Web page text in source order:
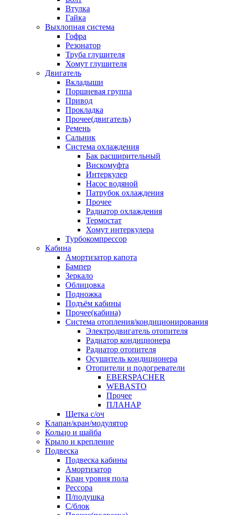
Втулка
Гайка
Выхлопная система
Гофра
Резонатор
Труба глушителя
Хомут глушителя
Двигатель
Вкладыши
Поршневая группа
Привод
Прокладка
Прочее(двигатель)
Ремень
Сальник
Система охлаждения
Бак расширительный
Вискомуфта
Интеркулер
Насос водяной
Патрубок охлаждения
Прочее
Радиатор охлаждения
Термостат
Хомут интеркулера
Турбокомпрессор
Кабина
Амортизатор капота
Бампер
Зеркало
Облицовка
Подножка
Подъём кабины
Прочее(кабина)
Система отопления/кондиционирования
Электродвигатель отопителя
Радиатор кондиционера
Радиатор отопителя
Осушитель кондиционера
Отопители и подогреватели
EBERSPACHER
WEBASTO
Прочее
ПЛАНАР
Щетка с/оч
Клапан/кран/модулятор
Кольцо и шайба
Крыло и крепление
Подвеска
Подвеска кабины
Амортизатор
Кран уровня пола
Рессора
П/подушка
С/блок